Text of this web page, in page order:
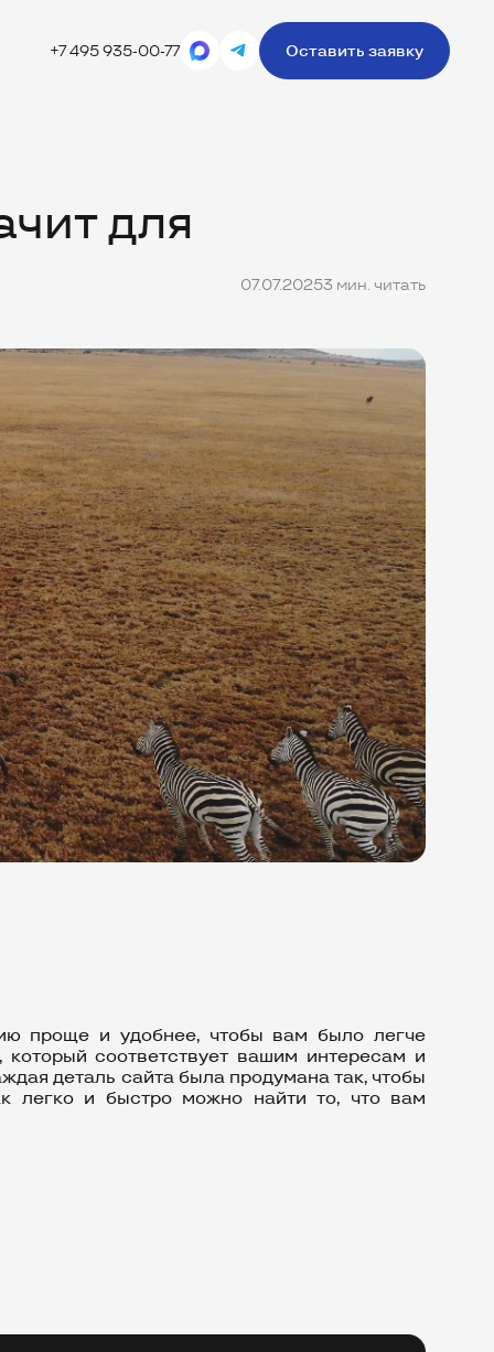
+7 495 935-00-77 Оставить заявку
для
07.07.20253 мин. читать
проще и удобнее, чтобы вам было легче
который соответствует вашим интересам и
деталь сайта была продумана так, чтобы
легко и быстро можно найти то, что вам